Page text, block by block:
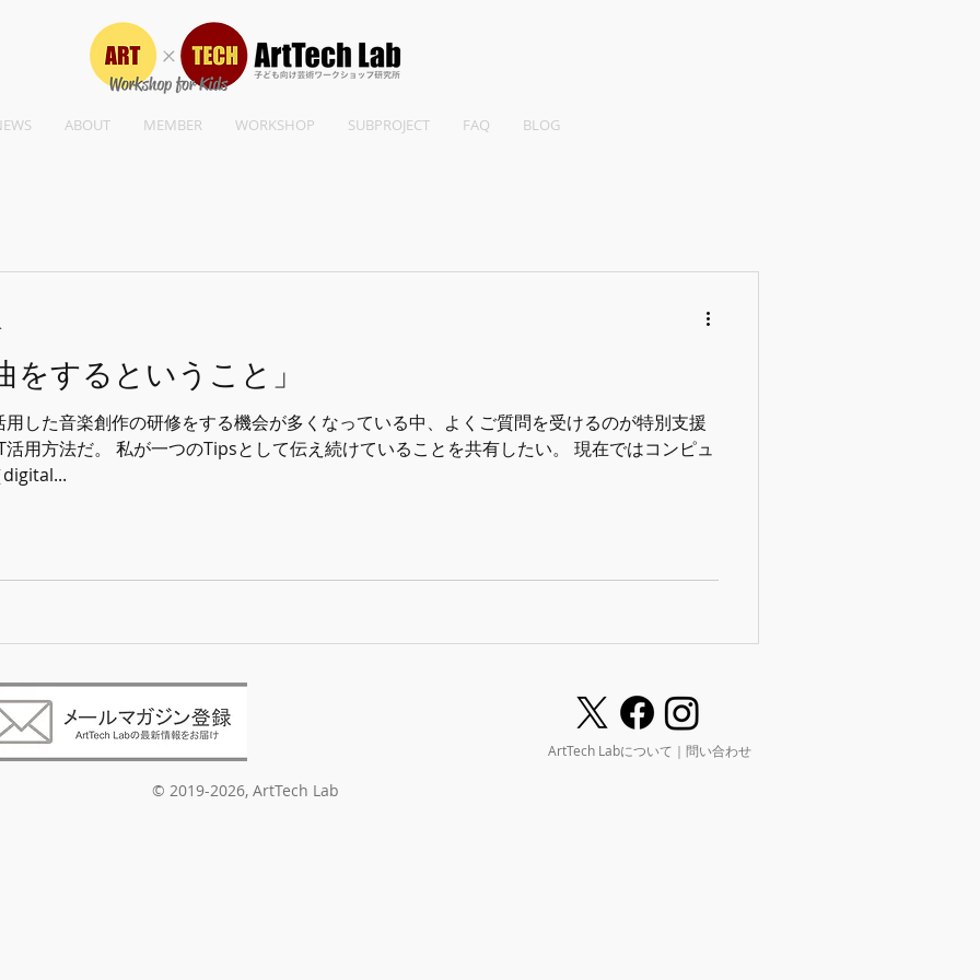
ABOUT MEMBER WORKSHOP SUBPROJECT FAQ BLOG
をするということ」
した音楽創作の研修をする機会が多くなっている中、よくご質問を受けるのが特別支援
用方法だ。 私が一つのTipsとして伝え続けていることを共有したい。 現在ではコンピュ
ArtTech Labについて｜ 問い合わせ
©︎ 2019-2026, ArtTech Lab